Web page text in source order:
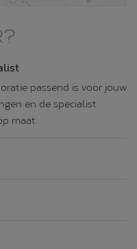
passend is voor jouw
en de specialist
maat.